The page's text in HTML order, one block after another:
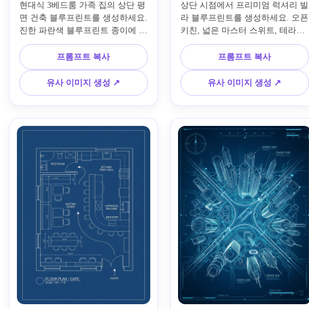
현대식 3베드룸 가족 집의 상단 평
면 건축 블루프린트를 생성하세요.
진한 파란색 블루프린트 종이에 하
얗고 선명한 제도선, 방 이름, 문,
창문, 벽 두께, 치수 표시, 미묘한
격자 배경, 균형 잡힌 구성, 전문가
다운 명확한 도식, 깔끔한 프레젠
테이션 보드 느낌, 높은 디테일과
정밀한 기술적 미학을 보여줍니다.
프롬프트 복사
유사 이미지 생성 ↗
상단 시점에서 프리미엄 럭셔리 빌
라 블루프린트를 생성하세요. 오픈
키친, 넓은 마스터 스위트, 테라스,
풀, 고급스러운 거실 공간 등이 포
함됩니다. 진한 네이비 종이에 세
련된 흰색 기술선, 부드러운 제도
격자, 방 라벨, 치수선, 세련된 건
축 보드 스타일링, 고급 분위기, 선
명한 고해상도 디테일을 활용하세
요.
프롬프트 복사
유사 이미지 생성 ↗